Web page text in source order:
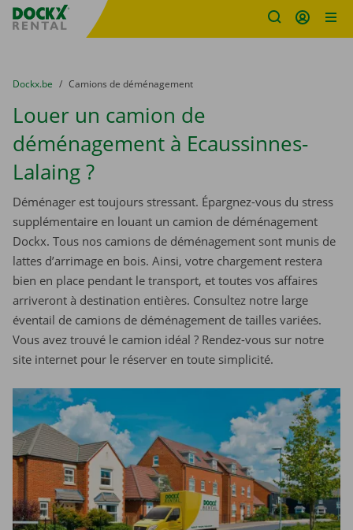
sitename
You are here:
du
Dockx.be to
Camions de déménagement
Louer un camion de
déménagement à Ecaussinnes-
Lalaing ?
Déménager est toujours stressant. Épargnez-vous du stress
supplémentaire en louant un camion de déménagement
Dockx. Tous nos camions de déménagement sont munis de
lattes d’arrimage en bois. Ainsi, votre chargement restera
bien en place pendant le transport, et toutes vos affaires
arriveront à destination entières. Consultez notre large
éventail de camions de déménagement de tailles variées.
Vous avez trouvé le camion idéal ? Rendez-vous sur notre
site internet pour le réserver en toute simplicité.